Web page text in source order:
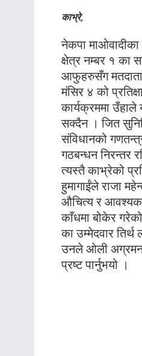
काभ्रे,
नेकपा
क्षेत्र नम्बर १ का
आफुहरुसँग मतदाता
मंसिर ४ को
कार्यक्रममा
सक्दैन । जित
संविधानको
गठबन्धन निरन्तर
त्यस्तै काभ्रेको
हुमागाईंले राजा
औचित्य र
काँधमा बोकेर
का उम्मेदवार
उनले ओली
प्रष्ट पार्नुभयो ।